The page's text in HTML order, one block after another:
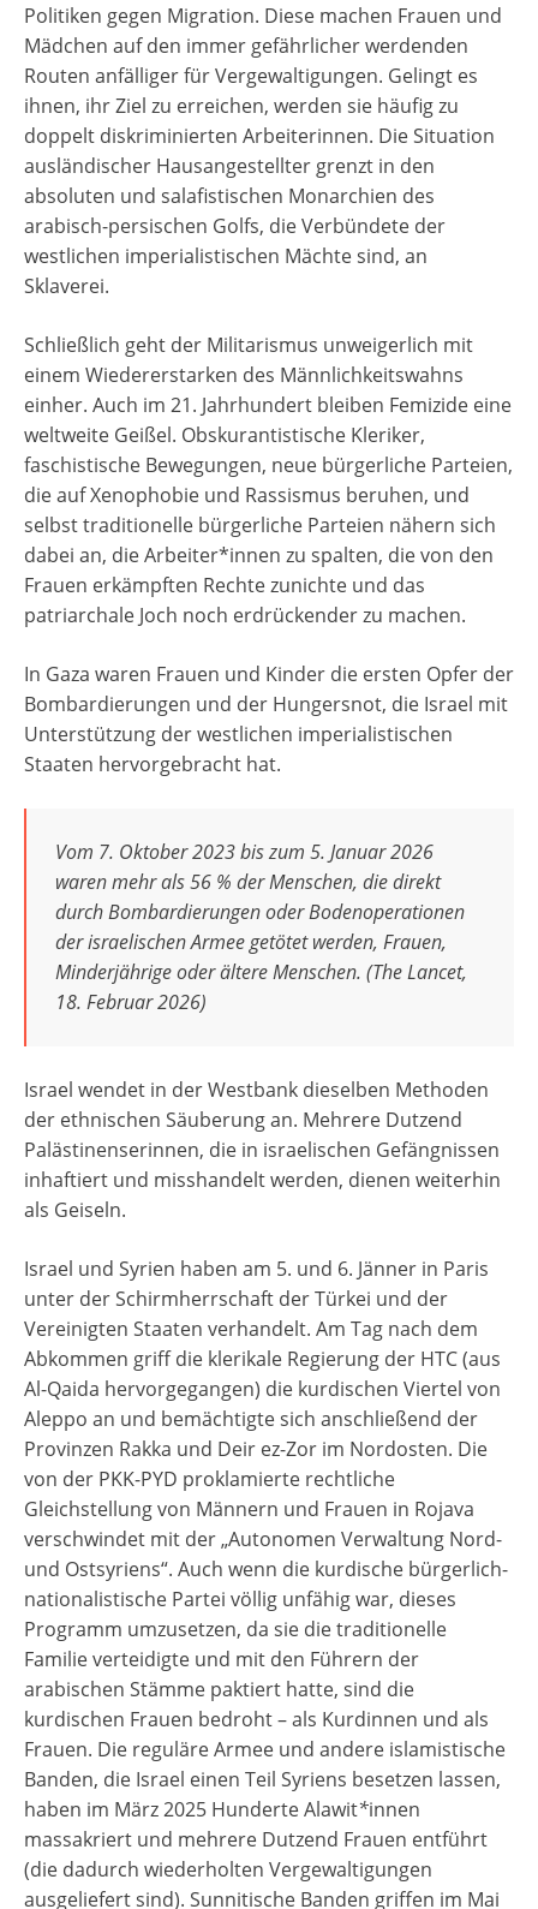
Politiken gegen Migration. Diese machen Frauen und
Mädchen auf den immer gefährlicher werdenden
Routen anfälliger für Vergewaltigungen. Gelingt es
ihnen, ihr Ziel zu erreichen, werden sie häufig zu
doppelt diskriminierten Arbeiterinnen. Die Situation
ausländischer Hausangestellter grenzt in den
absoluten und salafistischen Monarchien des
arabisch-persischen Golfs, die Verbündete der
westlichen imperialistischen Mächte sind, an
Sklaverei.
Schließlich geht der Militarismus unweigerlich mit
einem Wiedererstarken des Männlichkeitswahns
einher. Auch im 21. Jahrhundert bleiben Femizide eine
weltweite Geißel. Obskurantistische Kleriker,
faschistische Bewegungen, neue bürgerliche Parteien,
die auf Xenophobie und Rassismus beruhen, und
selbst traditionelle bürgerliche Parteien nähern sich
dabei an, die Arbeiter*innen zu spalten, die von den
Frauen erkämpften Rechte zunichte und das
patriarchale Joch noch erdrückender zu machen.
In Gaza waren Frauen und Kinder die ersten Opfer der
Bombardierungen und der Hungersnot, die Israel mit
Unterstützung der westlichen imperialistischen
Staaten hervorgebracht hat.
Vom 7. Oktober 2023 bis zum 5. Januar 2026
waren mehr als 56 % der Menschen, die direkt
durch Bombardierungen oder Bodenoperationen
der israelischen Armee getötet werden, Frauen,
Minderjährige oder ältere Menschen. (The Lancet,
18. Februar 2026)
Israel wendet in der Westbank dieselben Methoden
der ethnischen Säuberung an. Mehrere Dutzend
Palästinenserinnen, die in israelischen Gefängnissen
inhaftiert und misshandelt werden, dienen weiterhin
als Geiseln.
Israel und Syrien haben am 5. und 6. Jänner in Paris
unter der Schirmherrschaft der Türkei und der
Vereinigten Staaten verhandelt. Am Tag nach dem
Abkommen griff die klerikale Regierung der HTC (aus
Al-Qaida hervorgegangen) die kurdischen Viertel von
Aleppo an und bemächtigte sich anschließend der
Provinzen Rakka und Deir ez-Zor im Nordosten. Die
von der PKK-PYD proklamierte rechtliche
Gleichstellung von Männern und Frauen in Rojava
verschwindet mit der „Autonomen Verwaltung Nord-
und Ostsyriens“. Auch wenn die kurdische bürgerlich-
nationalistische Partei völlig unfähig war, dieses
Programm umzusetzen, da sie die traditionelle
Familie verteidigte und mit den Führern der
arabischen Stämme paktiert hatte, sind die
kurdischen Frauen bedroht – als Kurdinnen und als
Frauen. Die reguläre Armee und andere islamistische
Banden, die Israel einen Teil Syriens besetzen lassen,
haben im März 2025 Hunderte Alawit*innen
massakriert und mehrere Dutzend Frauen entführt
(die dadurch wiederholten Vergewaltigungen
ausgeliefert sind). Sunnitische Banden griffen im Mai